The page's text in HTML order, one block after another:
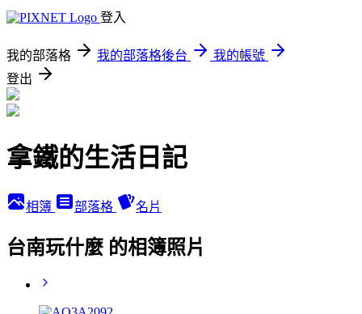
登入
我的部落格 我的部落格後台
我的帳號
登出
拿鐵的生活日記
相簿 部落格 名片
台南玩什麼 的相簿照片